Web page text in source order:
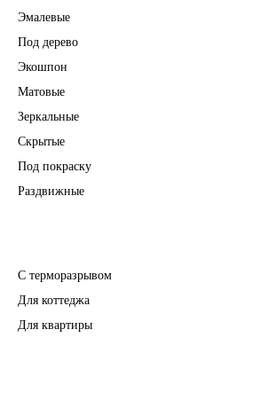
Эмалевые
Под дерево
Экошпон
Матовые
Зеркальные
Скрытые
Под покраску
Раздвижные
С терморазрывом
Для коттеджа
Для квартиры